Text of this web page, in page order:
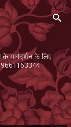
मार्गदर्शन के लिए .....
9661163344